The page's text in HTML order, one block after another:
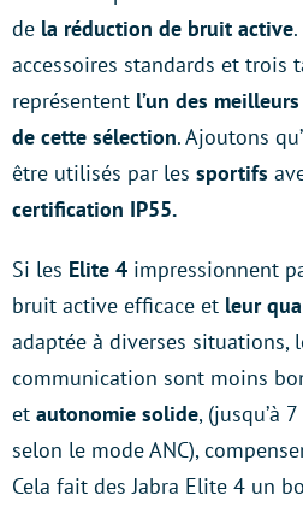
de la réduction de bruit active
accessoires standards et trois
représentent l’un des
de cette sélection. Ajoutons
être utilisés par les sportifs
certification IP55.
Si les Elite 4 impressionnent
bruit active efficace et leur
adaptée à diverses situations,
communication sont moins
et autonomie solide, (jusqu’à
selon le mode ANC),
Cela fait des Jabra Elite 4 un